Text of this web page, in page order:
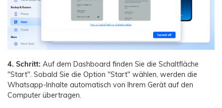
4. Schritt: Auf dem Dashboard finden Sie die Schaltfläche
"Start". Sobald Sie die Option "Start" wählen, werden die
Whatsapp-Inhalte automatisch von Ihrem Gerät auf den
Computer übertragen.